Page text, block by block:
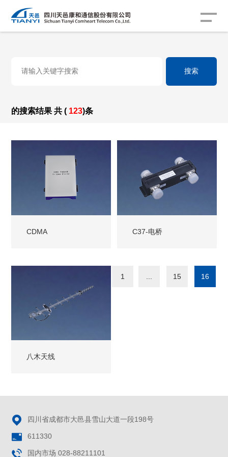
的搜索结果 共 ( 123)条
CDMA C37-电桥
八木天线
1 15 16
 四川省成都市大邑县雪山大道一段198号
 611330
 国内市场 028-88211101